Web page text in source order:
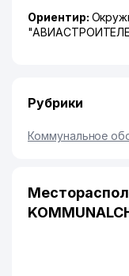
Ориентир:
Рубрики
Коммунальное